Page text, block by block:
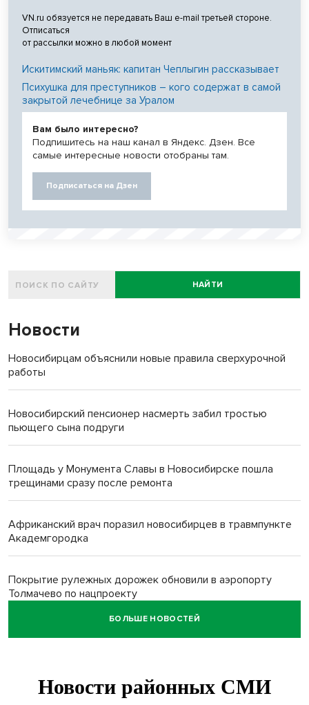
VN.ru обязуется не передавать Ваш e-mail третьей стороне.
Отписаться
от рассылки можно в любой момент
Искитимский маньяк: капитан Чеплыгин рассказывает
Психушка для преступников – кого содержат в самой
закрытой лечебнице за Уралом
Вам было интересно?
Подпишитесь на наш канал в Яндекс. Дзен. Все
самые интересные новости отобраны там.
Подписаться на Дзен
НАЙТИ
Новости
Новосибирцам объяснили новые правила сверхурочной
работы
Новосибирский пенсионер насмерть забил тростью
пьющего сына подруги
Площадь у Монумента Славы в Новосибирске пошла
трещинами сразу после ремонта
Африканский врач поразил новосибирцев в травмпункте
Академгородка
Покрытие рулежных дорожек обновили в аэропорту
Толмачево по нацпроекту
В Новосибирске зафиксирован рост заболеваемости
В Новосибирске осудили внука за продажу дедова ружья
БОЛЬШЕ НОВОСТЕЙ